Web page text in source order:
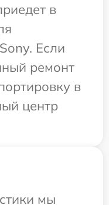
в
Если
ремонт
в
центр
мы